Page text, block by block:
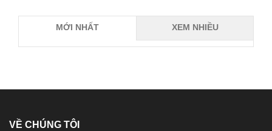
MỚI NHẤT XEM NHIỀU
VỀ CHÚNG TÔI